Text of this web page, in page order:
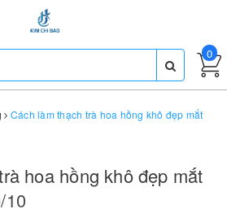
0
Cách làm thạch trà hoa hồng khô đẹp mắt
hoa hồng khô đẹp mắt
10